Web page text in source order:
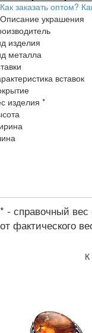
Как заказать оптом?
Описание украшения
изделия
металла
вставок
изделия *
* - справочный
от фактического
К